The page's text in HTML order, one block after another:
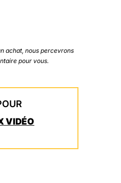
achat, nous percevrons
pour vous.
VIDÉO